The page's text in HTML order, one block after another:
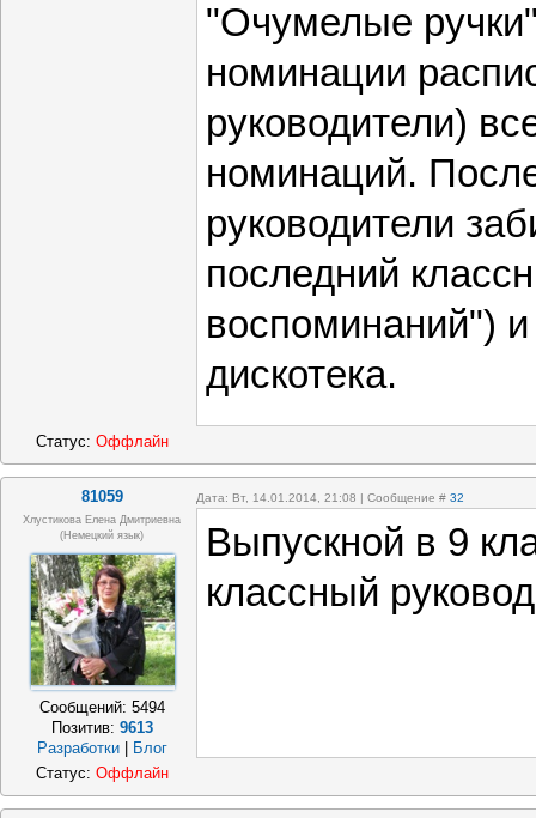
"Очумелые ручки"
номинации
руководители)
номинаций.
руководители
последний
воспоминаний")
дискотека.
Статус: Оффлайн
81059 Дата: Вт, 14.01.2014, 21:08 | Сообщение # 32
Хлустикова Елена Дмитриевна
(немецкий язык)
Сообщений: 5494
Позитив: 9613
Разработки
Блог
Выпускной в 9
классный
Статус: Оффлайн